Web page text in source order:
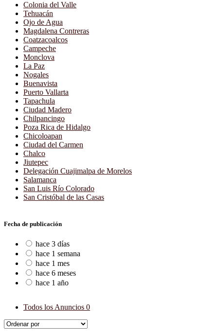
Colonia del Valle
Tehuacán
Ojo de Agua
Magdalena Contreras
Coatzacoalcos
Campeche
Monclova
La Paz
Nogales
Buenavista
Puerto Vallarta
Tapachula
Ciudad Madero
Chilpancingo
Poza Rica de Hidalgo
Chicoloapan
Ciudad del Carmen
Chalco
Jiutepec
Delegación Cuajimalpa de Morelos
Salamanca
San Luis Río Colorado
San Cristóbal de las Casas
Fecha de publicación
hace 3 días
hace 1 semana
hace 1 mes
hace 6 meses
hace 1 año
Todos los Anuncios 0